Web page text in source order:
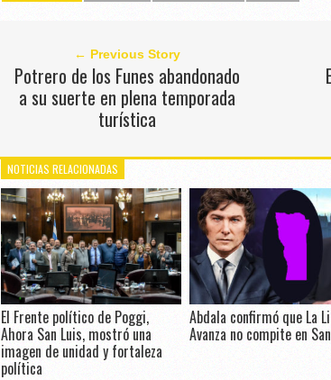
← Previous Story
Potrero de los Funes abandonado
a su suerte en plena temporada
turística
NOTICIAS RELACIONADAS
El Frente político de Poggi,
Ahora San Luis, mostró una
imagen de unidad y fortaleza
política
Abdala confirmó que La
Avanza no compite en